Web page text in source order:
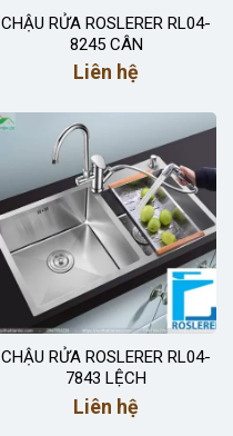
CHẬU RỬA ROSLERER RL04-
8245 CÂN
Liên hệ
CHẬU RỬA ROSLERER RL04-
7843 LỆCH
Liên hệ